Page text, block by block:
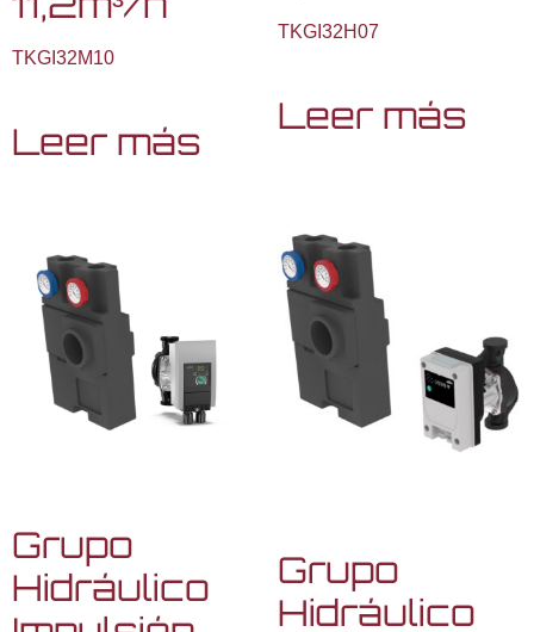
TKGI32M10
Leer más
TKGI32H07
Leer más
Grupo
Hidráulico
Grupo
Hidráulico